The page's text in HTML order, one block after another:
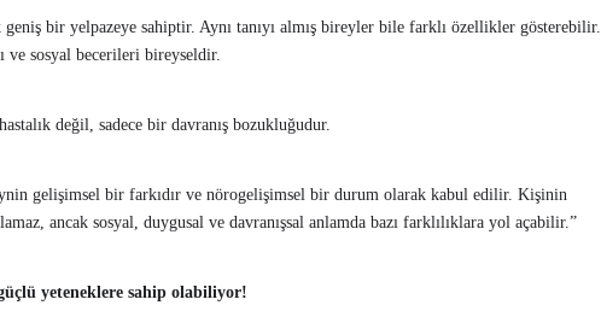
bir yelpazeye sahiptir. Aynı tanıyı almış bireyler bile farklı özellikler gösterebilir.
ve sosyal becerileri bireyseldir.
değil, sadece bir davranış bozukluğudur.
gelişimsel bir farkıdır ve nörogelişimsel bir durum olarak kabul edilir. Kişinin
ancak sosyal, duygusal ve davranışsal anlamda bazı farklılıklara yol açabilir.”
yeteneklere sahip olabiliyor!